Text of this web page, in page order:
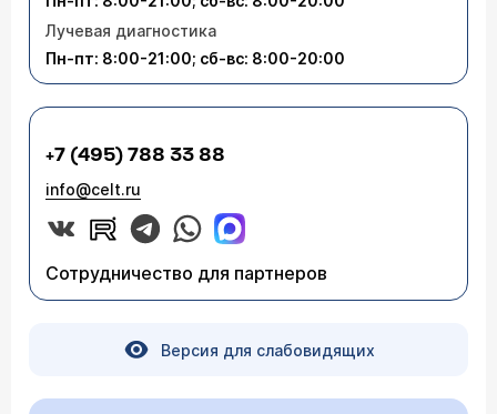
Лучевая диагностика
Пн-пт: 8:00-21:00; сб-вс: 8:00-20:00
+7 (495) 788 33 88
info@celt.ru
Сотрудничество для партнеров
Версия для слабовидящих